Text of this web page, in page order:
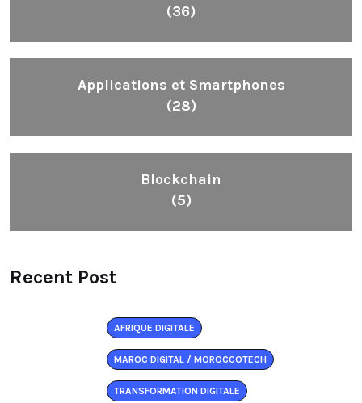
(36)
Applications et Smartphones
(28)
Blockchain
(5)
Recent Post
AFRIQUE DIGITALE
MAROC DIGITAL / MOROCCOTECH
TRANSFORMATION DIGITALE